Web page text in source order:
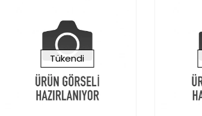
Tükendi